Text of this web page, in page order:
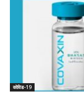
कोविड-19